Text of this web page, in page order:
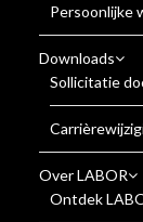
Persoonlijke
Downloads
Sollicitatie
Over LABOR
Ontdek